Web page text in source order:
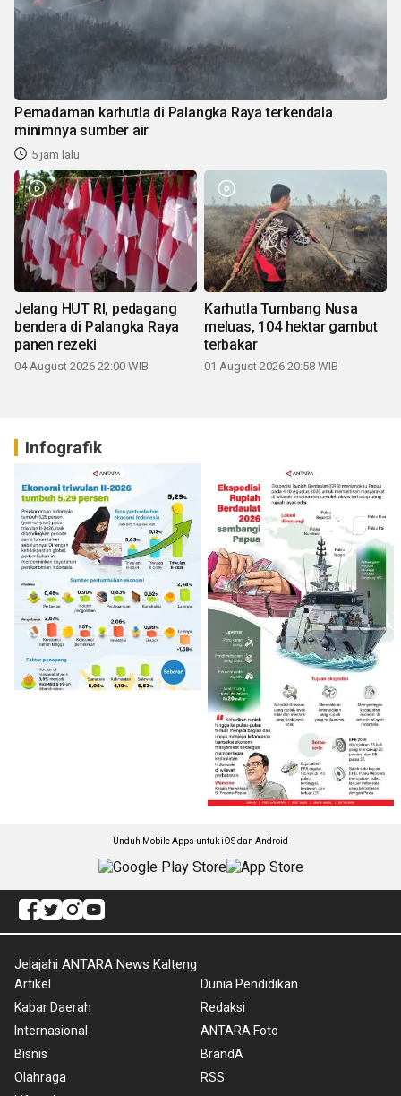
Pemadaman karhutla di Palangka Raya terkendala
minimnya sumber air
5 jam lalu
Jelang HUT RI, pedagang
bendera di Palangka Raya
panen rezeki
04 August 2026 22:00 WIB
Karhutla Tumbang Nusa
meluas, 104 hektar gambut
terbakar
01 August 2026 20:58 WIB
Infografik
Unduh Mobile Apps untuk iOS dan Android
Jelajahi ANTARA News Kalteng
Artikel
Kabar Daerah
Internasional
Bisnis
Olahraga
Dunia Pendidikan
Redaksi
ANTARA Foto
BrandA
RSS